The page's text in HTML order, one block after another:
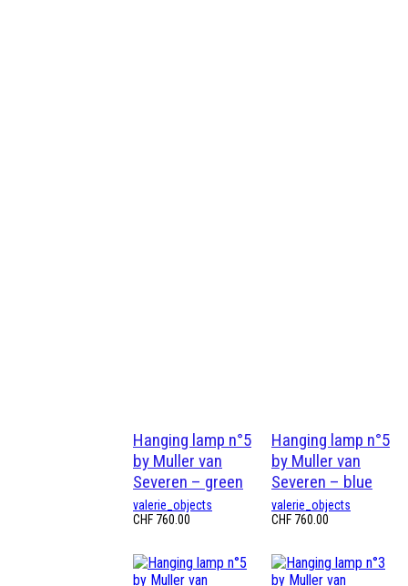
Hanging lamp n°5
by Muller van
Severen – green
valerie_objects
CHF 760.00
Hanging lamp n°5
by Muller van
Severen – blue
valerie_objects
CHF 760.00